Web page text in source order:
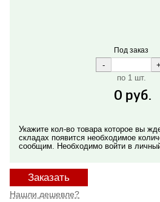
Под заказ
по 1 шт.
0 руб.
Укажите кол-во товара которое вы
складах появится необходимое
сообщим. Необходимо войти в
Заказать
Нашли дешевле?